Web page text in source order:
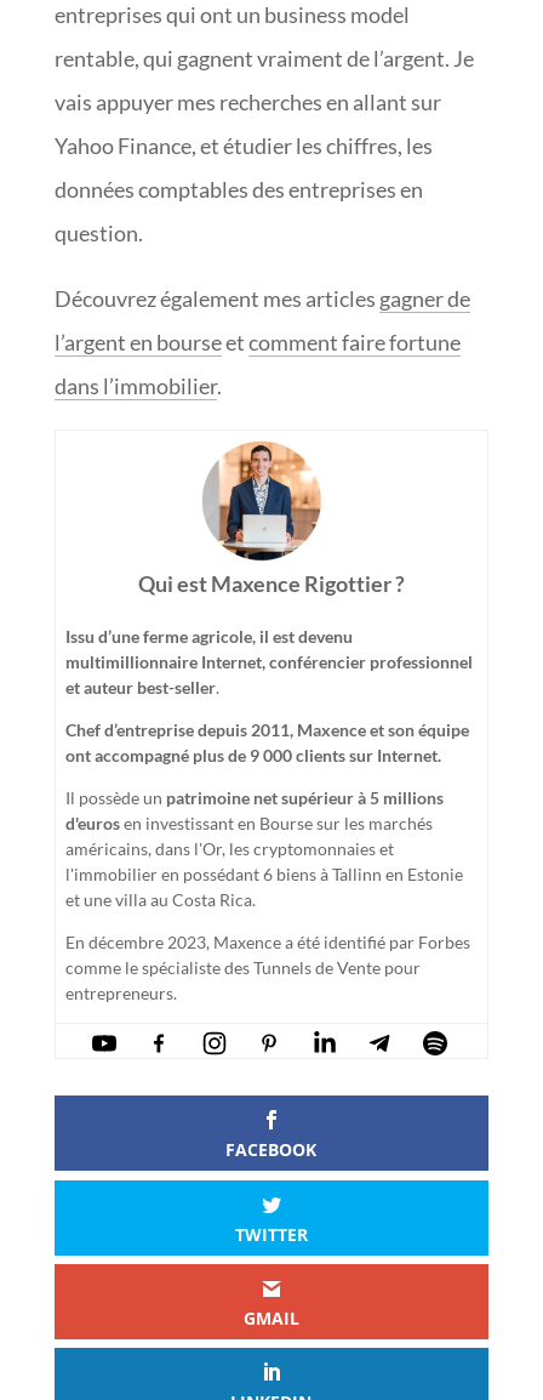
entreprises qui ont un business model
rentable, qui gagnent vraiment de l’argent. Je
vais appuyer mes recherches en allant sur
Yahoo Finance, et étudier les chiffres, les
données comptables des entreprises en
question.
Découvrez également mes articles gagner de
l’argent en bourseetcomment faire fortune
dans l’immobilier.
Qui est Maxence Rigottier ?
Issu d’une ferme agricole, il est devenu
multimillionnaire Internet, conférencier professionnel
et auteur best-seller.
Chef d’entreprise depuis 2011, Maxence et son équipe
ont accompagné plus de 9 000 clients sur Internet.
Il possède un patrimoine net supérieur à 5 millions
d'eurosen investissant en Bourse sur les marchés
américains, dans l'Or, les cryptomonnaies et
l'immobilier en possédant 6 biens à Tallinn en Estonie
et une villa au Costa Rica.
En décembre 2023, Maxence a été identifié par Forbes
comme le spécialiste des Tunnels de Vente pour
entrepreneurs.
FACEBOOK
TWITTER
GMAIL